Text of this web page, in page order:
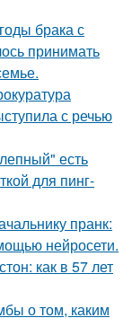
брака с
принимать
с речью
есть
для пинг-
пранк:
нейросети.
как в 57 лет
о том, каким